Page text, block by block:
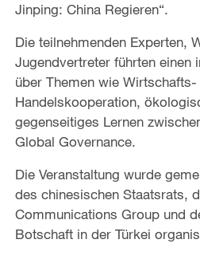
Jinping: China Regieren“.
Die teilnehmenden Experten,
Jugendvertreter führten einen
über Themen wie Wirtschafts-
Handelskooperation,
gegenseitiges Lernen
Global Governance.
Die Veranstaltung wurde
des chinesischen Staatsrats,
Communications Group und
Botschaft in der Türkei